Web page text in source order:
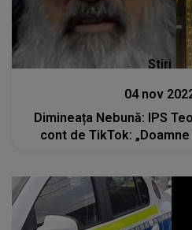
Stiri
04 nov
Dimineața Nebună: IPS
cont de TikTok: „Doamne